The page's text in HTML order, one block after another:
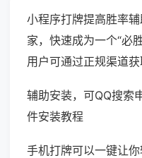
小程序打牌提高胜率
家，快速成为一个“必
用户可通过正规渠道获
辅助安装，可QQ搜
件安装教程
手机打牌可以一键让